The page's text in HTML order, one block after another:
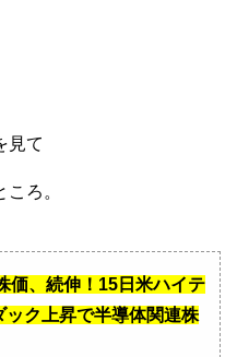
見て
ろ。
価、続伸！15日米ハイテ
ク上昇で半導体関連株